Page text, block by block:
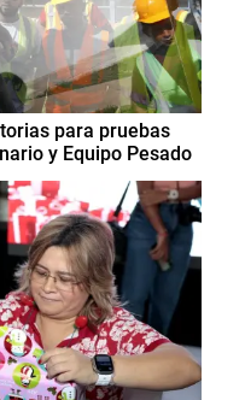
para pruebas
y Equipo Pesado